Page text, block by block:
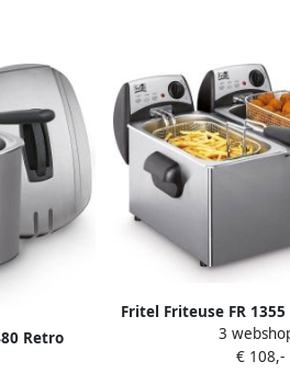
Retro
Koude
Fritel Friteuse FR
Frituurtoestel
dubbel Frituurpan
3
€ 108,-